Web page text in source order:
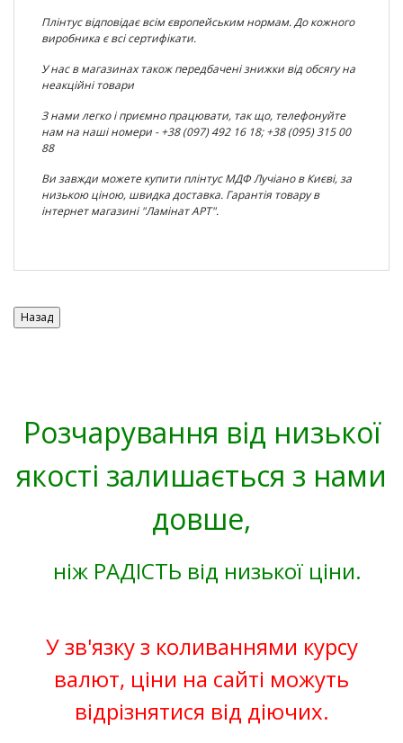
Плінтус відповідає всім європейським нормам. До кожного
виробника є всі сертифікати.
У нас в магазинах також передбачені знижки від обсягу на
неакційні товари
З нами легко і приємно працювати, так що, телефонуйте
нам на наші номери - +38 (097) 492 16 18; +38 (095) 315 00
88
Ви завжди можете купити плінтус МДФ Лучіано в Києві, за
низькою ціною, швидка доставка. Гарантія товару в
інтернет магазині "Ламінат АРТ".
Розчарування від низької
якості залишається з нами
довше,
ніж РАДІСТЬ від низької ціни.
У зв'язку з коливаннями курсу
валют, ціни на сайті можуть
відрізнятися від діючих.